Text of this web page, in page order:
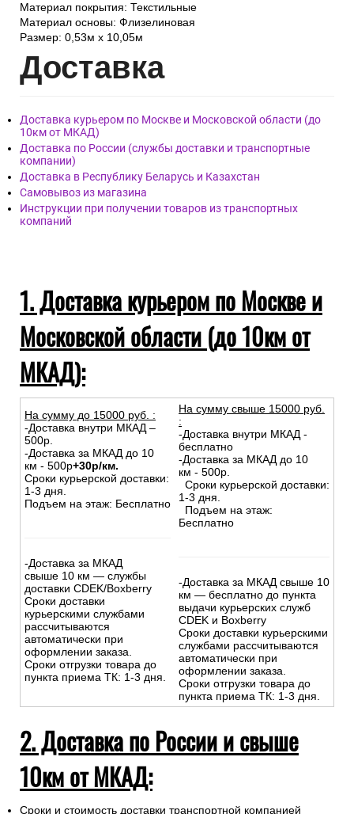
Материал покрытия: Текстильные
Материал основы: Флизелиновая
Размер: 0,53м x 10,05м
Доставка
Доставка курьером по Москве и Московской области (до
10км от МКАД)
Доставка по России (службы доставки и транспортные
компании)
Доставка в Республику Беларусь и Казахстан
Самовывоз из магазина
Инструкции при получении товаров из транспортных
компаний
1. Доставка курьером по Москве и
Московской области (до 10км от
МКАД):
На сумму до 15000 руб. :
-Доставка внутри МКАД –
500р.
-Доставка за МКАД до 10
км - 500р+30р/км.
Сроки курьерской доставки:
1-3 дня.
Подъем на этаж: Бесплатно
-Доставка за МКАД
свыше 10 км — службы
доставки CDEK/Boxberry
Сроки доставки
курьерскими службами
рассчитываются
автоматически при
оформлении заказа.
Сроки отгрузки товара до
пункта приема ТК: 1-3 дня.
На сумму свыше 15000 руб.
:
-Доставка внутри МКАД -
бесплатно
-Доставка за МКАД до 10
км - 500р.
Сроки курьерской доставки:
1-3 дня.
Подъем на этаж:
Бесплатно
-Доставка за МКАД свыше 10
км — бесплатно до пункта
выдачи курьерских служб
CDEK и Boxberry
Сроки доставки курьерскими
службами рассчитываются
автоматически при
оформлении заказа.
Сроки отгрузки товара до
пункта приема ТК: 1-3 дня.
2. Доставка по России и свыше
10км от МКАД:
Сроки и стоимость доставки транспортной компанией